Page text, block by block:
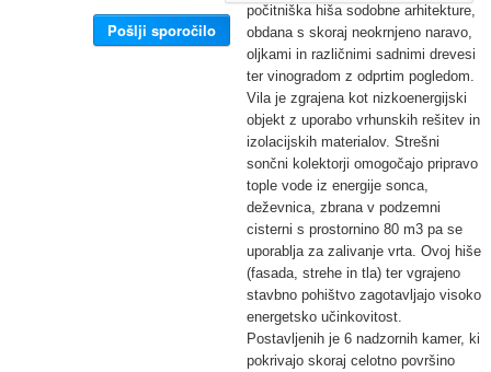
počitniška hiša sodobne arhitekture,
obdana s skoraj neokrnjeno naravo,
oljkami in različnimi sadnimi drevesi
ter vinogradom z odprtim pogledom.
Vila je zgrajena kot nizkoenergijski
objekt z uporabo vrhunskih rešitev in
izolacijskih materialov. Strešni
sončni kolektorji omogočajo pripravo
tople vode iz energije sonca,
deževnica, zbrana v podzemni
cisterni s prostornino 80 m3 pa se
uporablja za zalivanje vrta. Ovoj hiše
(fasada, strehe in tla) ter vgrajeno
stavbno pohištvo zagotavljajo visoko
energetsko učinkovitost.
Postavljenih je 6 nadzornih kamer, ki
pokrivajo skoraj celotno površino